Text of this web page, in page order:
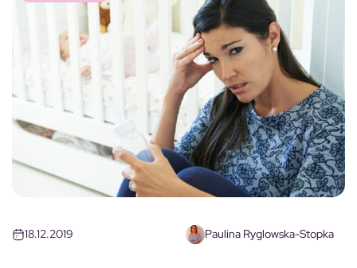
18.12.2019 Paulina Ryglowska-Stopka